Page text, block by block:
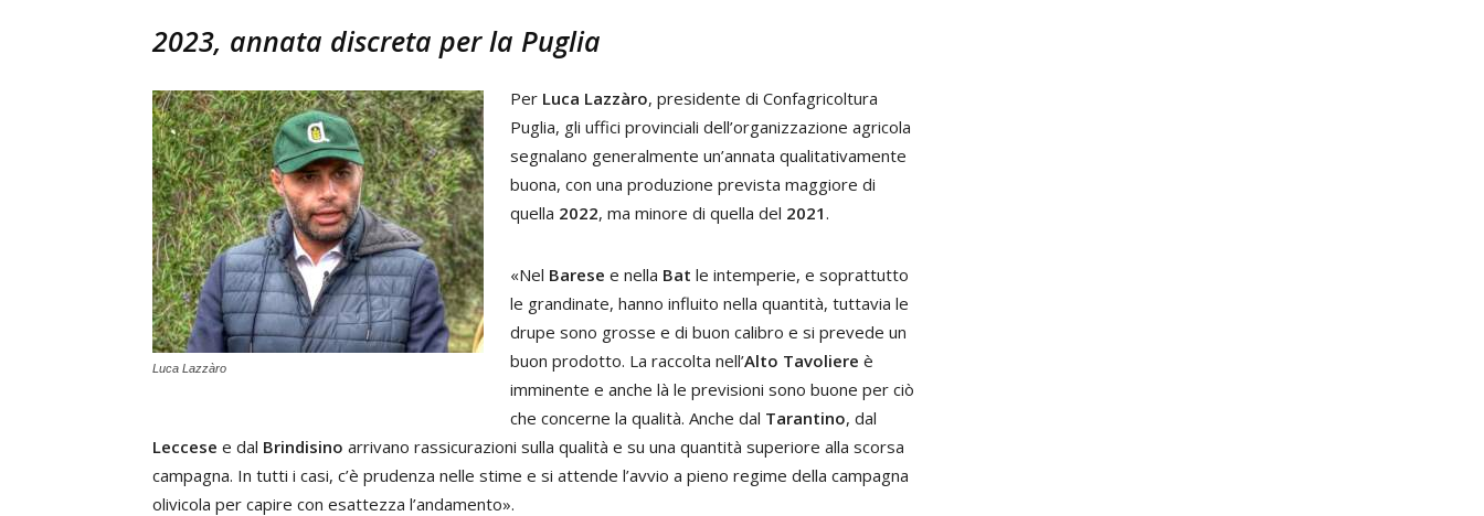
2023, annata discreta per la Puglia
Luca Lazzàro
Per Luca Lazzàro, presidente di Confagricoltura
Puglia, gli uffici provinciali dell’organizzazione agricola
segnalano generalmente un’annata qualitativamente
buona, con una produzione prevista maggiore di
quella 2022, ma minore di quella del 2021.
«Nel Barese e nella Bat le intemperie, e soprattutto
le grandinate, hanno influito nella quantità, tuttavia le
drupe sono grosse e di buon calibro e si prevede un
buon prodotto. La raccolta nell’Alto Tavoliere è
imminente e anche là le previsioni sono buone per ciò
che concerne la qualità. Anche dal Tarantino, dal
Leccese e dal Brindisino arrivano rassicurazioni sulla qualità e su una quantità superiore alla scorsa
campagna. In tutti i casi, c’è prudenza nelle stime e si attende l’avvio a pieno regime della campagna
olivicola per capire con esattezza l’andamento».